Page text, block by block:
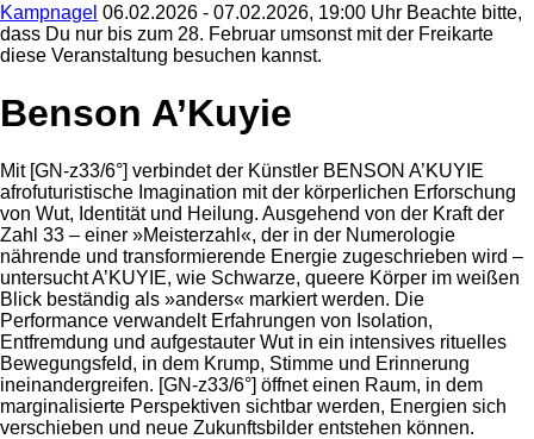
Kampnagel 06.02.2026 - 07.02.2026, 19:00 Uhr Beachte bitte,
dass Du nur bis zum 28. Februar umsonst mit der Freikarte
diese Veranstaltung besuchen kannst.
Benson A’Kuyie
Mit [GN-z33/6°] verbindet der Künstler BENSON A’KUYIE
afrofuturistische Imagination mit der körperlichen Erforschung
von Wut, Identität und Heilung. Ausgehend von der Kraft der
Zahl 33 – einer »Meisterzahl«, der in der Numerologie
nährende und transformierende Energie zugeschrieben wird –
untersucht A’KUYIE, wie Schwarze, queere Körper im weißen
Blick beständig als »anders« markiert werden. Die
Performance verwandelt Erfahrungen von Isolation,
Entfremdung und aufgestauter Wut in ein intensives rituelles
Bewegungsfeld, in dem Krump, Stimme und Erinnerung
ineinandergreifen. [GN-z33/6°] öffnet einen Raum, in dem
marginalisierte Perspektiven sichtbar werden, Energien sich
verschieben und neue Zukunftsbilder entstehen können.